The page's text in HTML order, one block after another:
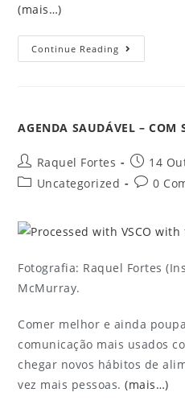
(mais…)
Continue Reading
AGENDA SAUDÁVEL – COM
Raquel Fortes
14
Uncategorized
0
Fotografia: Raquel Fortes
McMurray.
Comer melhor e ainda
comunicação mais usados
chegar novos hábitos de
vez mais pessoas.(mais…)